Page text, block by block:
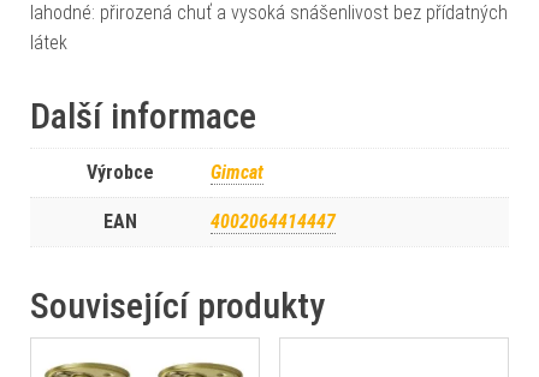
lahodné: přirozená chuť a vysoká snášenlivost bez přídatných
látek
Další informace
Výrobce Gimcat
EAN 4002064414447
Související produkty